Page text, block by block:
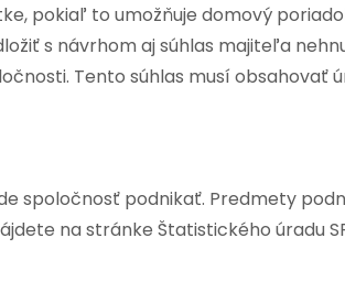
pokiaľ to umožňuje domový
s návrhom aj súhlas majiteľa
Tento súhlas musí obsahovať
spoločnosť podnikať. Predmety
na stránke Štatistického úradu